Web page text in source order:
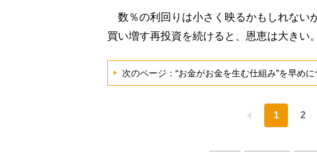
数％の利回りは小さく映るかもしれない
買い増す再投資を続けると、恩恵は大きい。
次のページ：“お金がお金を生む仕組み”を早めに
1 2